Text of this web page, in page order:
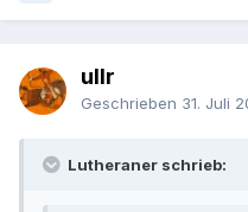
ullr
Geschrieben 31. Juli
Lutheraner schrieb: